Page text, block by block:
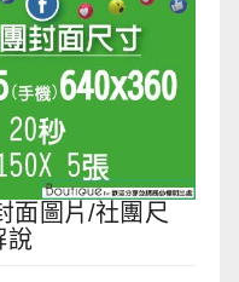
面圖片/社團尺
說